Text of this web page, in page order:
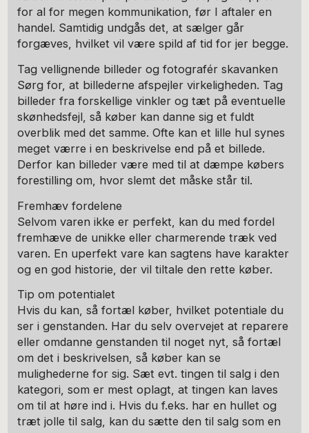
for al for megen kommunikation, før I aftaler en
handel. Samtidig undgås det, at sælger går
forgæves, hvilket vil være spild af tid for jer begge.
Tag vellignende billeder og fotografér skavanken
Sørg for, at billederne afspejler virkeligheden. Tag
billeder fra forskellige vinkler og tæt på eventuelle
skønhedsfejl, så køber kan danne sig et fuldt
overblik med det samme. Ofte kan et lille hul synes
meget værre i en beskrivelse end på et billede.
Derfor kan billeder være med til at dæmpe købers
forestilling om, hvor slemt det måske står til.
Fremhæv fordelene
Selvom varen ikke er perfekt, kan du med fordel
fremhæve de unikke eller charmerende træk ved
varen. En uperfekt vare kan sagtens have karakter
og en god historie, der vil tiltale den rette køber.
Tip om potentialet
Hvis du kan, så fortæl køber, hvilket potentiale du
ser i genstanden. Har du selv overvejet at reparere
eller omdanne genstanden til noget nyt, så fortæl
om det i beskrivelsen, så køber kan se
mulighederne for sig. Sæt evt. tingen til salg i den
kategori, som er mest oplagt, at tingen kan laves
om til at høre ind i. Hvis du f.eks. har en hullet og
træt jolle til salg, kan du sætte den til salg som en